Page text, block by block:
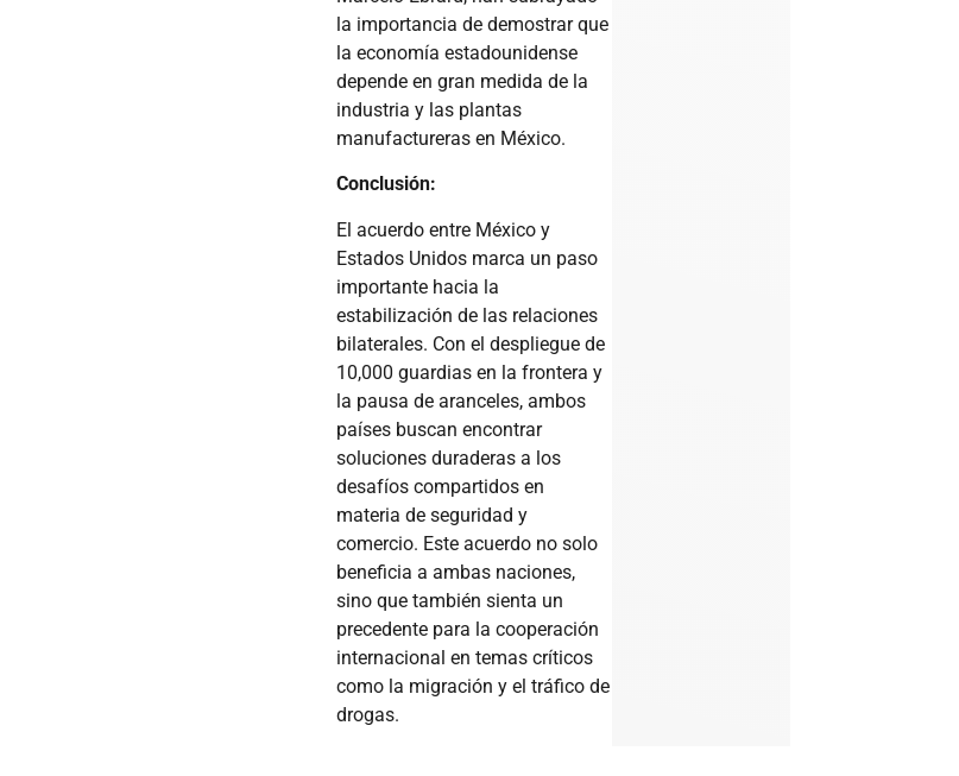
la importancia de demostrar que
la economía estadounidense
depende en gran medida de la
industria y las plantas
manufactureras en México.
Conclusión:
El acuerdo entre México y
Estados Unidos marca un paso
importante hacia la
estabilización de las relaciones
bilaterales. Con el despliegue de
10,000 guardias en la frontera y
la pausa de aranceles, ambos
países buscan encontrar
soluciones duraderas a los
desafíos compartidos en
materia de seguridad y
comercio. Este acuerdo no solo
beneficia a ambas naciones,
sino que también sienta un
precedente para la cooperación
internacional en temas críticos
como la migración y el tráfico de
drogas.